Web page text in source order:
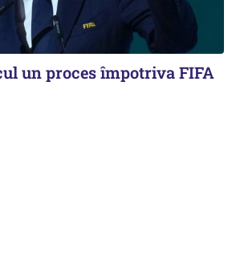
un proces împotriva FIFA